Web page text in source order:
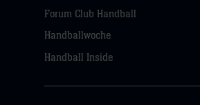
Forum Club Handball
Handballwoche
Handball Inside